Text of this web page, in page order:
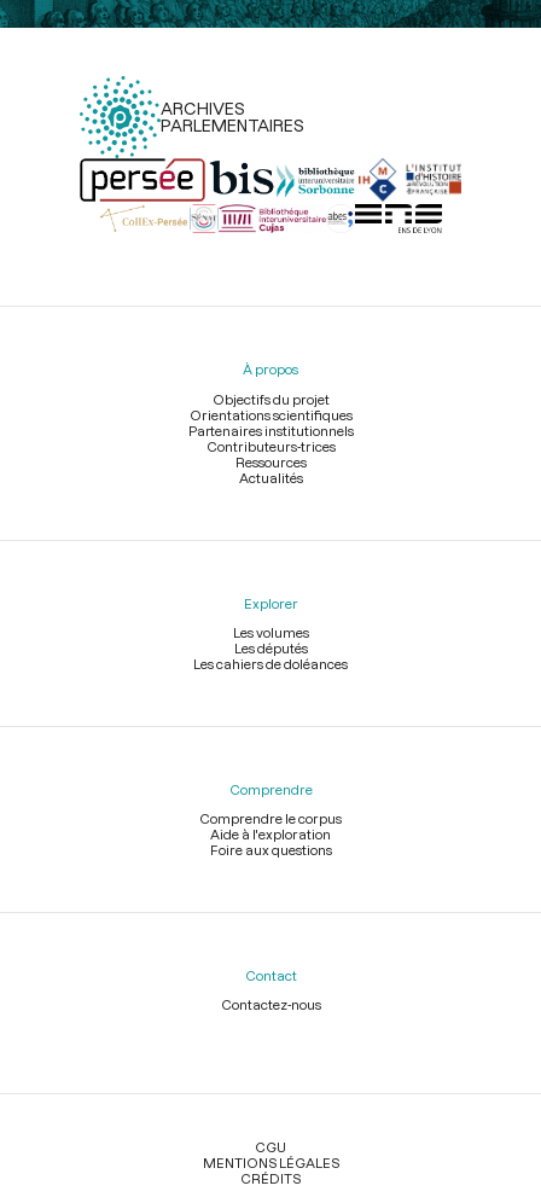
ARCHIVES
PARLEMENTAIRES
Menu
À propos
Objectifs du projet
Orientations scientifiques
Partenaires institutionnels
Contributeurs-trices
Ressources
Actualités
Explorer
Les volumes
Les députés
Les cahiers de doléances
Comprendre
Comprendre le corpus
Aide à l'exploration
Foire aux questions
Contact
Contactez-nous
Légal
CGU
MENTIONS LÉGALES
CRÉDITS